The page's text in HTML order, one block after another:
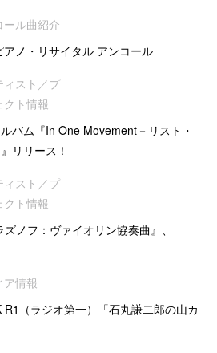
ール曲紹介
ノ・リサイタル アンコール
ィスト／プ
クト情報
バム『In One Movement－リスト・
リリース！
ィスト／プ
クト情報
ノフ：ヴァイオリン協奏曲』、
ア情報
（ラジオ第一）「石丸謙二郎の山カ